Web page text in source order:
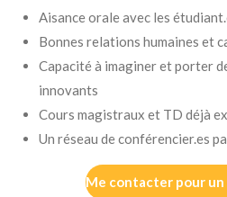
Aisance orale avec les
Bonnes relations humaines et
Capacité à imaginer et porter
innovants
Cours magistraux et TD déjà
Un réseau de conférencier.es
Me contacter pour